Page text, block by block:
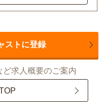
ストに登録
求人概要のご案内